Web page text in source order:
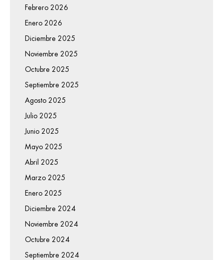
Febrero 2026
Enero 2026
Diciembre 2025
Noviembre 2025
Octubre 2025
Septiembre 2025
Agosto 2025
Julio 2025
Junio 2025
Mayo 2025
Abril 2025
Marzo 2025
Enero 2025
Diciembre 2024
Noviembre 2024
Octubre 2024
Septiembre 2024